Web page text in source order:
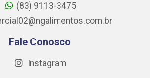
(83) 9113-3475
Fale Conosco
Instagram